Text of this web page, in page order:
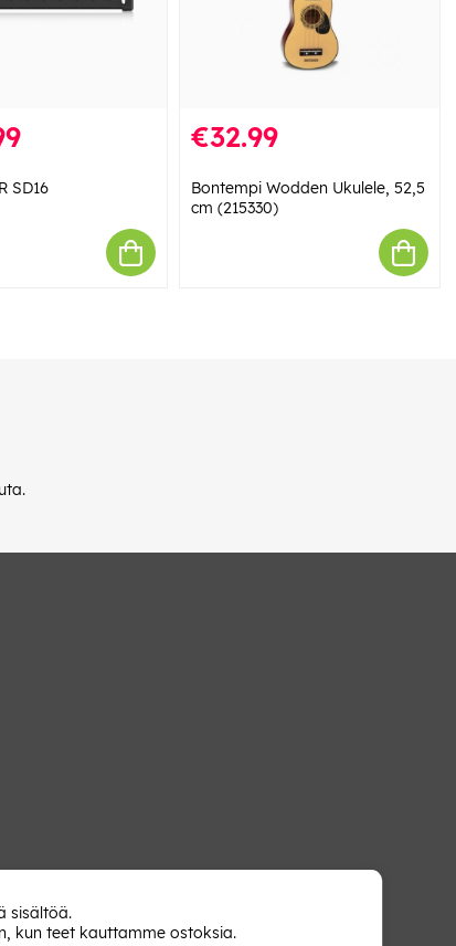
SD16
€32.99
Bontempi Wodden Ukulele, 52,5
cm (215330)
sisältöä.
kun teet kauttamme ostoksia.